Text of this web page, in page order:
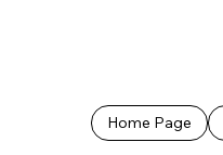
Home Page